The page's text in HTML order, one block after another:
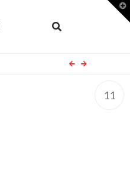
11